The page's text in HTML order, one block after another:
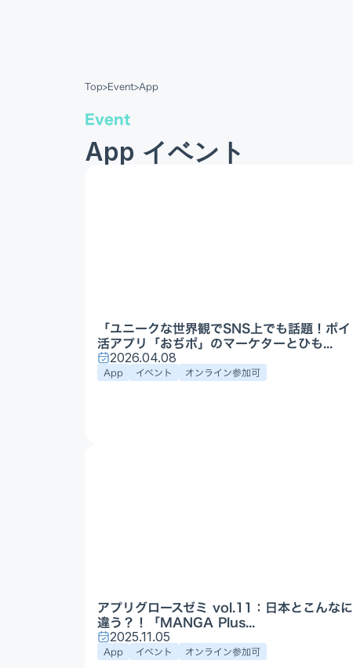
Top>Event>App
Event
App イベント
「ユニークな世界観でSNS上でも話題！ポイ
活アプリ「おぢポ」のマーケターとひも...
2026.04.08
App イベント オンライン参加可
アプリグロースゼミ vol.11：日本とこんなに
違う？！「MANGA Plus...
2025.11.05
App イベント オンライン参加可